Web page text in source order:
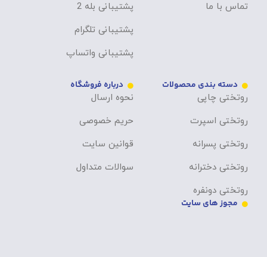
تماس با ما
پشتیبانی بله 2
پشتیبانی تلگرام
پشتیبانی واتساپ
دسته بندی محصولات
روتختی چاپی
روتختی اسپرت
روتختی پسرانه
روتختی دخترانه
روتختی دونفره
درباره فروشگاه
نحوه ارسال
حریم خصوصی
قوانین سایت
سوالات متداول
مجوز های سایت